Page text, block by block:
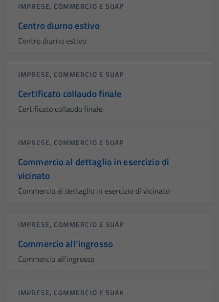
IMPRESE, COMMERCIO E SUAP
Centro diurno estivo
Centro diurno estivo
IMPRESE, COMMERCIO E SUAP
Certificato collaudo finale
Certificato collaudo finale
IMPRESE, COMMERCIO E SUAP
Commercio al dettaglio in esercizio di
vicinato
Commercio al dettaglio in esercizio di vicinato
IMPRESE, COMMERCIO E SUAP
Commercio all’ingrosso
Commercio all’ingrosso
IMPRESE, COMMERCIO E SUAP